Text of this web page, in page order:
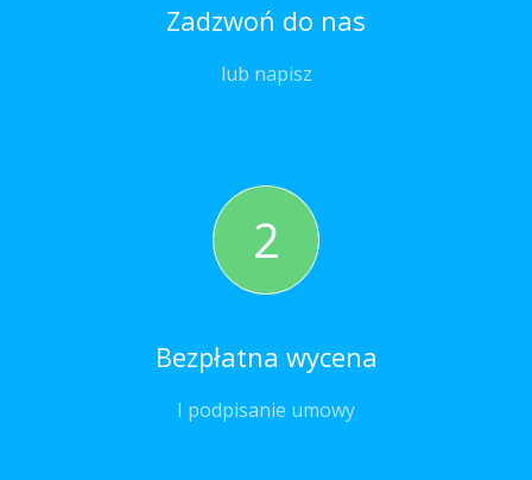
Zadzwoń do nas
lub napisz
2
Bezpłatna wycena
I podpisanie umowy